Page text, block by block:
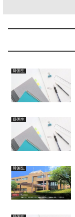
帰国生
帰国生
帰国生